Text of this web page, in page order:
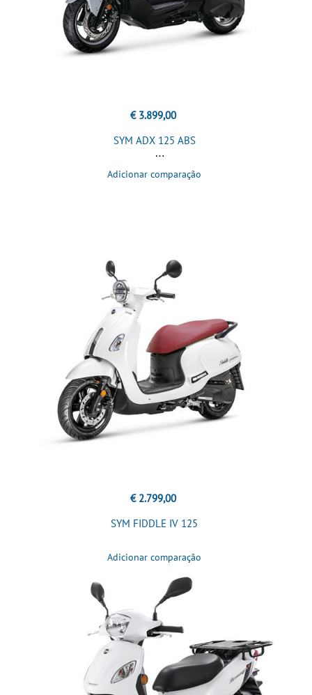
€ 3.899,00
SYM ADX 125 ABS
Adicionar comparação
€ 2.799,00
SYM FIDDLE IV 125
Adicionar comparação